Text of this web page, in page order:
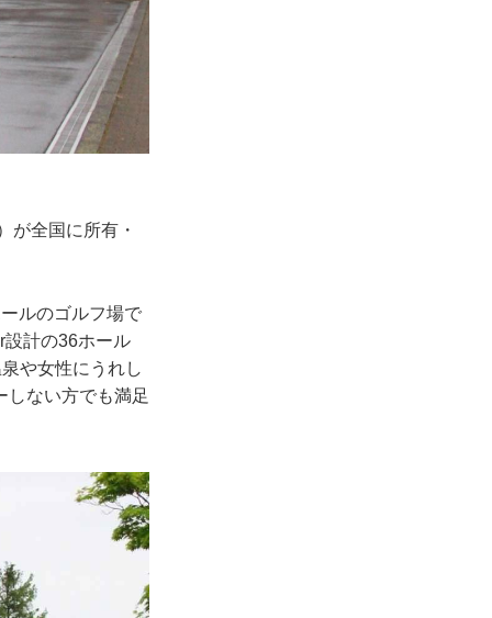
が全国に所有・
ルのゴルフ場で
計の36ホール
や女性にうれし
しない方でも満足